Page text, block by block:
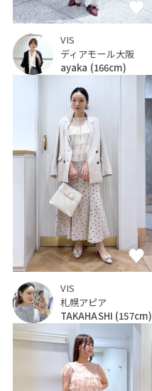
VIS
ディアモール大阪
ayaka (166cm)
VIS
札幌アピア
TAKAHASHI (157cm)